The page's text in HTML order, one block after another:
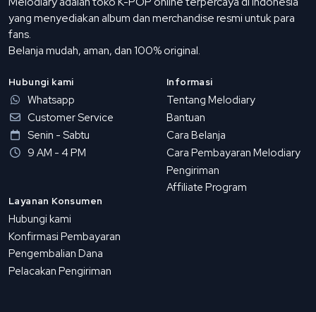
yang menyediakan album dan merchandise resmi untuk para
fans.
Belanja mudah, aman, dan 100% original.
Hubungi kami
Whatsapp
Customer Service
Senin - Sabtu
9 AM - 4 PM
Informasi
Tentang Melodiary
Bantuan
Cara Belanja
Cara Pembayaran Melodiary
Pengiriman
Affiliate Program
Layanan Konsumen
Hubungi kami
Konfirmasi Pembayaran
Pengembalian Dana
Pelacakan Pengiriman